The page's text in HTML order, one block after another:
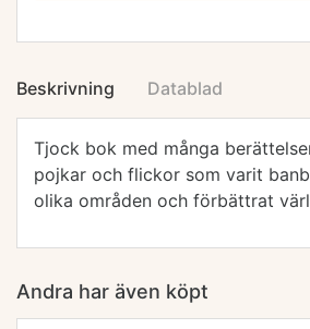
Beskrivning Datablad
Tjock bok med många
pojkar och flickor som varit
olika områden och förbättrat
Andra har även köpt